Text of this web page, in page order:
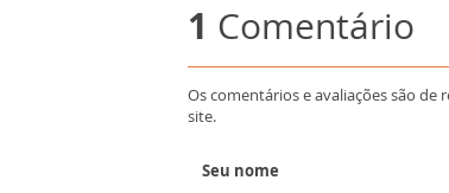
1 Comentário
Os comentários e avaliações são
site.
Seu nome